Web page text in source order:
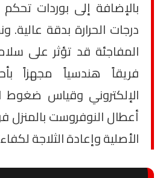
بالإضافة إلى بوردات
درجات الحرارة بدقة عالية.
المفاجئة قد تؤثر على
فريقاً هندسياً مجهزاً
الإلكتروني وقياس ضغوط
أعطال النوفروست بالمنزل
الأصلية وإعادة الثلاجة